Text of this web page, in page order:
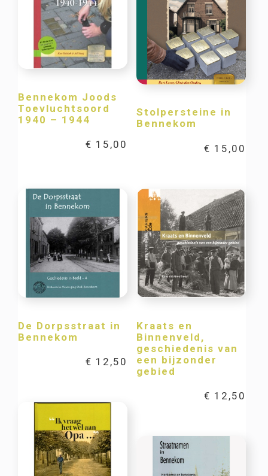
Bennekom Joods
Toevluchtsoord
1940 – 1944
€ 15,00
Stolpersteine in
Bennekom
€ 15,00
De Dorpsstraat in
Bennekom
€ 12,50
Kraats en
Binnenveld,
geschiedenis van
een bijzonder
gebied
€ 12,50